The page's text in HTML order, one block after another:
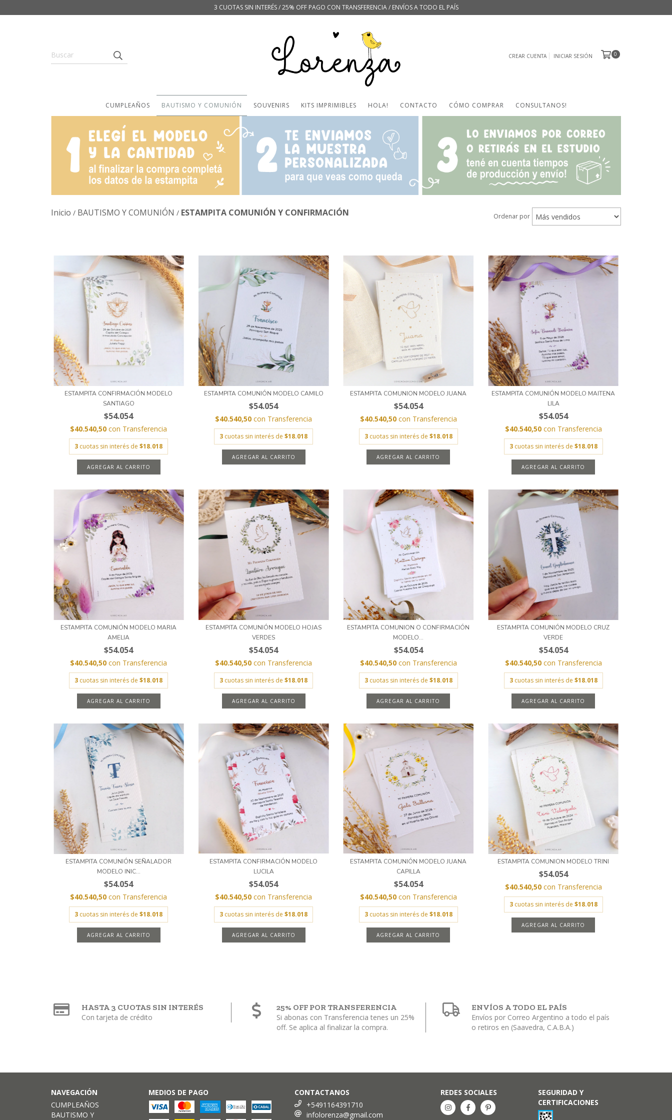
3 CUOTAS SIN INTERÉS / 25% OFF PAGO CON TRANSFERENCIA / ENVÍOS A TODO EL PAÍS
CREAR CUENTA INICIAR SESIÓN 0
CUMPLEAÑOS BAUTISMO Y COMUNIÓN SOUVENIRS KITS IMPRIMIBLES HOLA! CONTACTO CÓMO COMPRAR CONSULTANOS!
Inicio / BAUTISMO Y COMUNIÓN / ESTAMPITA COMUNIÓN Y CONFIRMACIÓN Ordenar por
ESTAMPITA CONFIRMACIÓN MODELO
SANTIAGO
$54.054
$40.540,50con Transferencia
3 cuotas sin interés de$18.018
AGREGAR AL CARRITO
ESTAMPITA COMUNIÓN MODELO CAMILO
$54.054
$40.540,50con Transferencia
3 cuotas sin interés de$18.018
AGREGAR AL CARRITO
ESTAMPITA COMUNION MODELO JUANA
$54.054
$40.540,50 con Transferencia
3 cuotas sin interés de $18.018
AGREGAR AL CARRITO
ESTAMPITA COMUNIÓN MODELO MAITENA
LILA
$54.054
$40.540,50 con Transferencia
3 cuotas sin interés de $18.018
AGREGAR AL CARRITO
ESTAMPITA COMUNIÓN MODELO MARIA
AMELIA
$54.054
$40.540,50con Transferencia
3 cuotas sin interés de$18.018
AGREGAR AL CARRITO
ESTAMPITA COMUNIÓN MODELO HOJAS
VERDES
$54.054
$40.540,50con Transferencia
3 cuotas sin interés de$18.018
AGREGAR AL CARRITO
ESTAMPITA COMUNION O CONFIRMACIÓN
MODELO...
$54.054
$40.540,50 con Transferencia
3 cuotas sin interés de $18.018
AGREGAR AL CARRITO
ESTAMPITA COMUNIÓN MODELO CRUZ
VERDE
$54.054
$40.540,50 con Transferencia
3 cuotas sin interés de $18.018
AGREGAR AL CARRITO
ESTAMPITA COMUNIÓN SEÑALADOR
MODELO INIC...
$54.054
$40.540,50con Transferencia
3 cuotas sin interés de$18.018
AGREGAR AL CARRITO
ESTAMPITA CONFIRMACIÓN MODELO
LUCILA
$54.054
$40.540,50con Transferencia
3 cuotas sin interés de$18.018
AGREGAR AL CARRITO
ESTAMPITA COMUNIÓN MODELO JUANA
CAPILLA
$54.054
$40.540,50 con Transferencia
3 cuotas sin interés de $18.018
AGREGAR AL CARRITO
ESTAMPITA COMUNION MODELO TRINI
$54.054
$40.540,50 con Transferencia
3 cuotas sin interés de $18.018
AGREGAR AL CARRITO
HASTA 3 CUOTAS SIN INTERÉS
Con tarjeta de crédito
25% OFF POR TRANSFERENCIA
Si abonas con Transferencia tenes un 25%
off. Se aplica al finalizar la compra.
ENVÍOS A TODO EL PAÍS
Envíos por Correo Argentino a todo el país
o retiros en (Saavedra, C.A.B.A.)
NAVEGACIÓN
CUMPLEAÑOS
BAUTISMO Y
MEDIOS DE PAGO
CONTACTANOS
+5491164391710
infolorenza@gmail.com
REDES SOCIALES
SEGURIDAD Y
CERTIFICACIONES